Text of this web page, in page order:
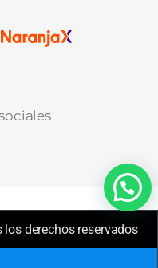
derechos reservados